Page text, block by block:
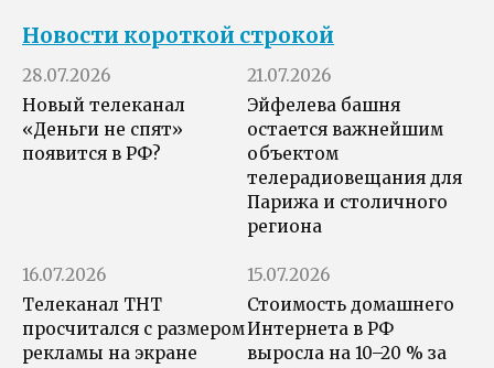
Новости короткой строкой
28.07.2026
Новый телеканал
«Деньги не спят»
появится в РФ?
21.07.2026
Эйфелева башня
остается важнейшим
объектом
телерадиовещания для
Парижа и столичного
региона
16.07.2026
Телеканал ТНТ
просчитался с размером
рекламы на экране
15.07.2026
Стоимость домашнего
Интернета в РФ
выросла на 10–20 % за